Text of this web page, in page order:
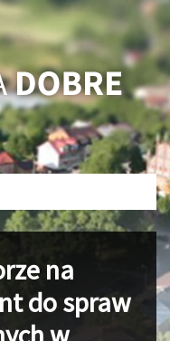
na
do spraw